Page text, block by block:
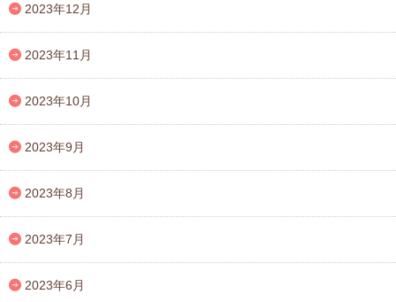
2023年12月
2023年11月
2023年10月
2023年9月
2023年8月
2023年7月
2023年6月